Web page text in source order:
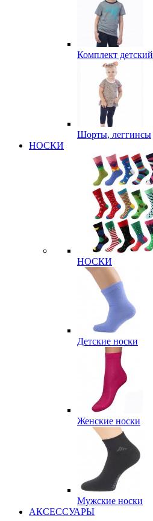
Комплект детский
Шорты, леггинсы
НОСКИ
НОСКИ
Детские носки
Женские носки
Мужские носки
АКСЕССУАРЫ